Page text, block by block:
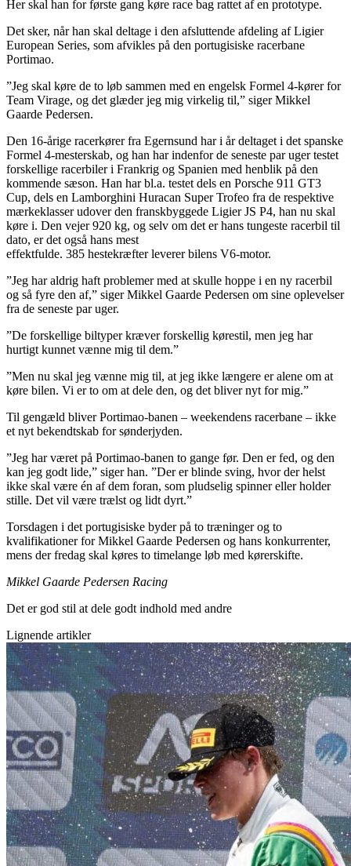
Her skal han for første gang køre race bag rattet af en prototype.
Det sker, når han skal deltage i den afsluttende afdeling af Ligier
European Series, som afvikles på den portugisiske racerbane
Portimao.
”Jeg skal køre de to løb sammen med en engelsk Formel 4-kører for
Team Virage, og det glæder jeg mig virkelig til,” siger Mikkel
Gaarde Pedersen.
Den 16-årige racerkører fra Egernsund har i år deltaget i det spanske
Formel 4-mesterskab, og han har indenfor de seneste par uger testet
forskellige racerbiler i Frankrig og Spanien med henblik på den
kommende sæson. Han har bl.a. testet dels en Porsche 911 GT3
Cup, dels en Lamborghini Huracan Super Trofeo fra de respektive
mærkeklasser udover den franskbyggede Ligier JS P4, han nu skal
køre i. Den vejer 920 kg, og selv om det er hans tungeste racerbil til
dato, er det også hans mest
effektfulde. 385 hestekræfter leverer bilens V6-motor.
”Jeg har aldrig haft problemer med at skulle hoppe i en ny racerbil
og så fyre den af,” siger Mikkel Gaarde Pedersen om sine oplevelser
fra de seneste par uger.
”De forskellige biltyper kræver forskellig kørestil, men jeg har
hurtigt kunnet vænne mig til dem.”
”Men nu skal jeg vænne mig til, at jeg ikke længere er alene om at
køre bilen. Vi er to om at dele den, og det bliver nyt for mig.”
Til gengæld bliver Portimao-banen – weekendens racerbane – ikke
et nyt bekendtskab for sønderjyden.
”Jeg har været på Portimao-banen to gange før. Den er fed, og den
kan jeg godt lide,” siger han. ”Der er blinde sving, hvor der helst
ikke skal være én af dem foran, som pludselig spinner eller holder
stille. Det vil være trælst og lidt dyrt.”
Torsdagen i det portugisiske byder på to træninger og to
kvalifikationer for Mikkel Gaarde Pedersen og hans konkurrenter,
mens der fredag skal køres to timelange løb med kørerskifte.
Mikkel Gaarde Pedersen Racing
Det er god stil at dele godt indhold med andre
Lignende artikler